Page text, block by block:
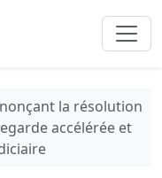
la résolution
accélérée et